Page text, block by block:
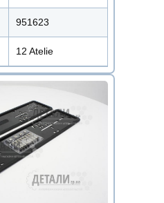
951623
12 Atelie